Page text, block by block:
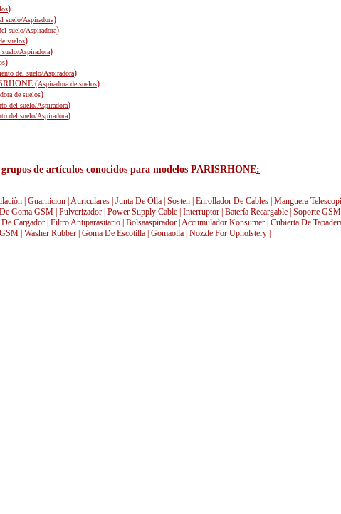
)
suelo/Aspiradora)
suelo/Aspiradora)
suelos)
Aspiradora)
)
del suelo/Aspiradora)
(Aspiradora de suelos)
de suelos)
del suelo/Aspiradora)
del suelo/Aspiradora)
de artículos conocidos para modelos PARISRHONE:
| Guarnicion | Auriculares | Junta De Olla | Sosten | Enrollador De Cables | Manguera
Goma GSM | Pulverizador | Power Supply Cable | Interruptor | Batería Recargable | Soporte
Cargador | Filtro Antiparasitario | Bolsaaspirador | Accumulador Konsumer | Cubierta De
| Washer Rubber | Goma De Escotilla | Gomaolla | Nozzle For Upholstery |